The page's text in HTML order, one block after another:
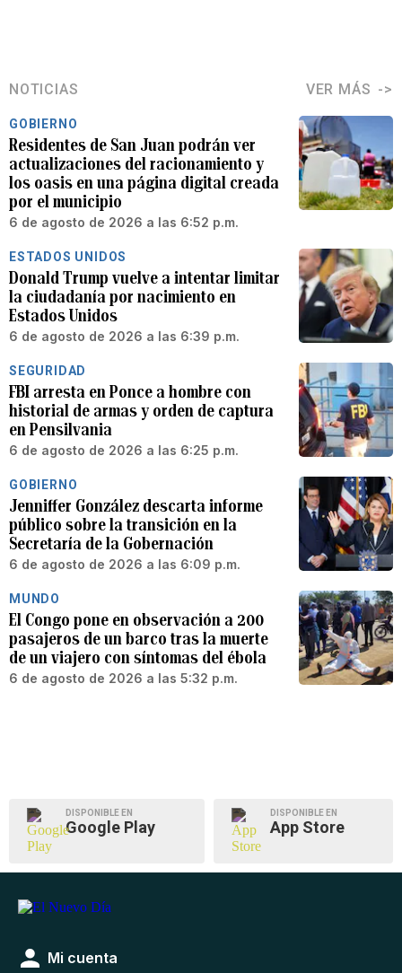
NOTICIAS VER MÁS
GOBIERNO
Residentes de San Juan podrán ver
actualizaciones del racionamiento y
los oasis en una página digital creada
por el municipio
6 de agosto de 2026 a las 6:52 p.m.
ESTADOS UNIDOS
Donald Trump vuelve a intentar limitar
la ciudadanía por nacimiento en
Estados Unidos
6 de agosto de 2026 a las 6:39 p.m.
SEGURIDAD
FBI arresta en Ponce a hombre con
historial de armas y orden de captura
en Pensilvania
6 de agosto de 2026 a las 6:25 p.m.
GOBIERNO
Jenniffer González descarta informe
público sobre la transición en la
Secretaría de la Gobernación
6 de agosto de 2026 a las 6:09 p.m.
MUNDO
El Congo pone en observación a 200
pasajeros de un barco tras la muerte
de un viajero con síntomas del ébola
6 de agosto de 2026 a las 5:32 p.m.
DISPONIBLE EN
Google Play
DISPONIBLE EN
App Store
Mi cuenta